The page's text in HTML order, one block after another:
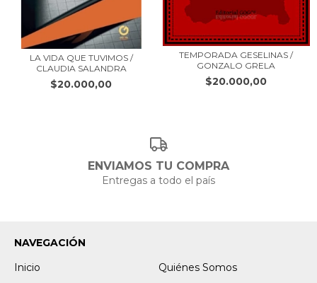
LA VIDA QUE TUVIMOS /
CLAUDIA SALANDRA
$20.000,00
TEMPORADA GESELINAS /
GONZALO GRELA
$20.000,00
ENVIAMOS TU COMPRA
Entregas a todo el país
NAVEGACIÓN
Inicio
Quiénes Somos